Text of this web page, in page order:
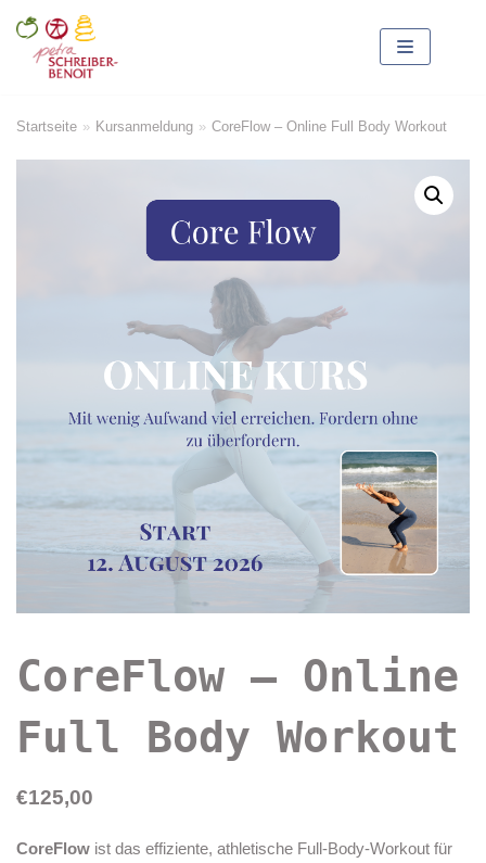
Zum
Inhalt
springen
Startseite » Kursanmeldung » CoreFlow – Online Full Body Workout
CoreFlow – Online
Full Body Workout
€125,00
CoreFlow ist das effiziente, athletische Full-Body-Workout für